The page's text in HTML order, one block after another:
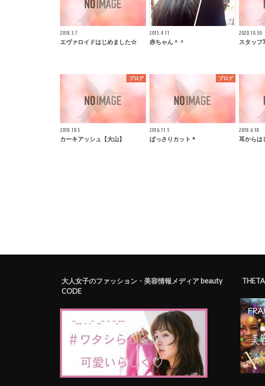
2018.3.7
エヴァロイドはじめました☆
2015.4.11
赤ちゃん＾＾
2020.10.30
スタッフ
ブログ
2018.10.5
カーキアッシュ【大山】
ブログ
2016.11.5
ばっさりカット＊
2018.6.18
耳からは
大人女子のファッション・美容情報メディア beauty
CODE